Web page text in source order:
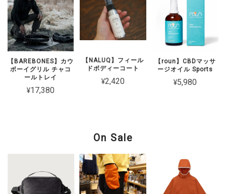
【BAREBONES】カウ
ボーイグリル チャコ
ールトレイ
¥17,380
【NALUQ】フィール
ドボディーコート
¥2,420
【roun】CBDマッサ
ージオイル Sports
¥5,980
On Sale